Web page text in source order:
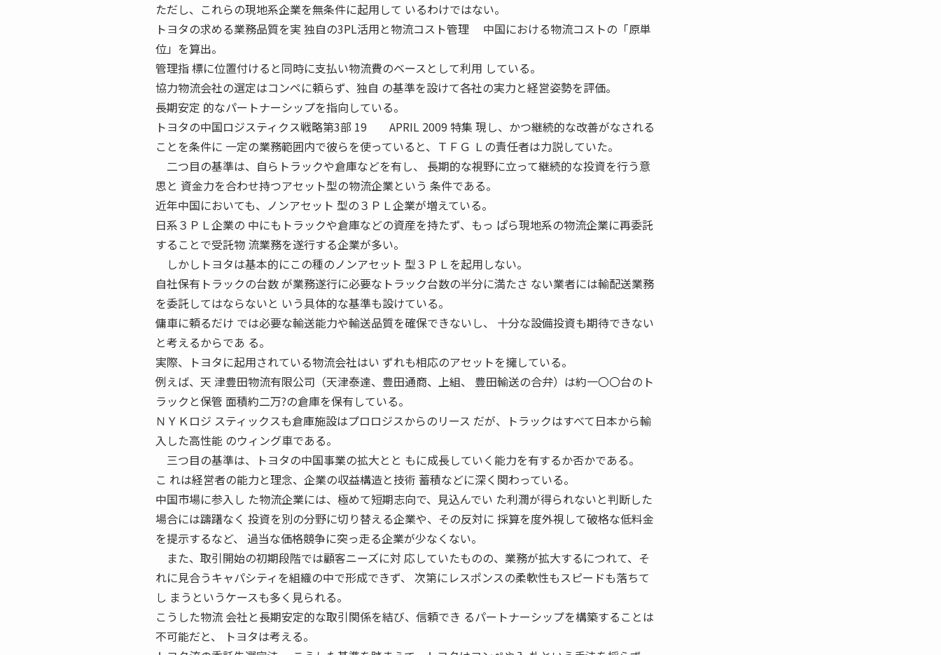
ただし、これらの現地系企業を無条件に起用して いるわけではない。
トヨタの求める業務品質を実 独自の3PL活用と物流コスト管理 中国における物流コストの「原単
位」を算出。
管理指 標に位置付けると同時に支払い物流費のベースとして利用 している。
協力物流会社の選定はコンペに頼らず、独自 の基準を設けて各社の実力と経営姿勢を評価。
長期安定 的なパートナーシップを指向している。
トヨタの中国ロジスティクス戦略第3部 19 APRIL 2009 特集 現し、かつ継続的な改善がなされる
ことを条件に 一定の業務範囲内で彼らを使っていると、ＴＦＧ Ｌの責任者は力説していた。
二つ目の基準は、自らトラックや倉庫などを有し、 長期的な視野に立って継続的な投資を行う意
思と 資金力を合わせ持つアセット型の物流企業という 条件である。
近年中国においても、ノンアセット 型の３ＰＬ企業が増えている。
日系３ＰＬ企業の 中にもトラックや倉庫などの資産を持たず、もっ ぱら現地系の物流企業に再委託
することで受託物 流業務を遂行する企業が多い。
しかしトヨタは基本的にこの種のノンアセット 型３ＰＬを起用しない。
自社保有トラックの台数 が業務遂行に必要なトラック台数の半分に満たさ ない業者には輸配送業務
を委託してはならないと いう具体的な基準も設けている。
傭車に頼るだけ では必要な輸送能力や輸送品質を確保できないし、 十分な設備投資も期待できない
と考えるからであ る。
実際、トヨタに起用されている物流会社はい ずれも相応のアセットを擁している。
例えば、天 津豊田物流有限公司（天津泰達、豊田通商、上組、 豊田輸送の合弁）は約一〇〇台のト
ラックと保管 面積約二万?の倉庫を保有している。
ＮＹＫロジ スティックスも倉庫施設はプロロジスからのリース だが、トラックはすべて日本から輸
入した高性能 のウィング車である。
三つ目の基準は、トヨタの中国事業の拡大とと もに成長していく能力を有するか否かである。
こ れは経営者の能力と理念、企業の収益構造と技術 蓄積などに深く関わっている。
中国市場に参入し た物流企業には、極めて短期志向で、見込んでい た利潤が得られないと判断した
場合には躊躇なく 投資を別の分野に切り替える企業や、その反対に 採算を度外視して破格な低料金
を提示するなど、 過当な価格競争に突っ走る企業が少なくない。
また、取引開始の初期段階では顧客ニーズに対 応していたものの、業務が拡大するにつれて、そ
れに見合うキャパシティを組織の中で形成できず、 次第にレスポンスの柔軟性もスピードも落ちて
し まうというケースも多く見られる。
こうした物流 会社と長期安定的な取引関係を結び、信頼でき るパートナーシップを構築することは
不可能だと、 トヨタは考える。